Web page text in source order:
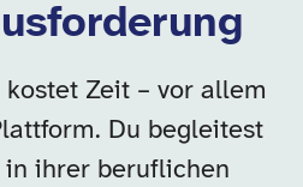
Zeit – vor allem
Du begleitest
in ihrer beruflichen